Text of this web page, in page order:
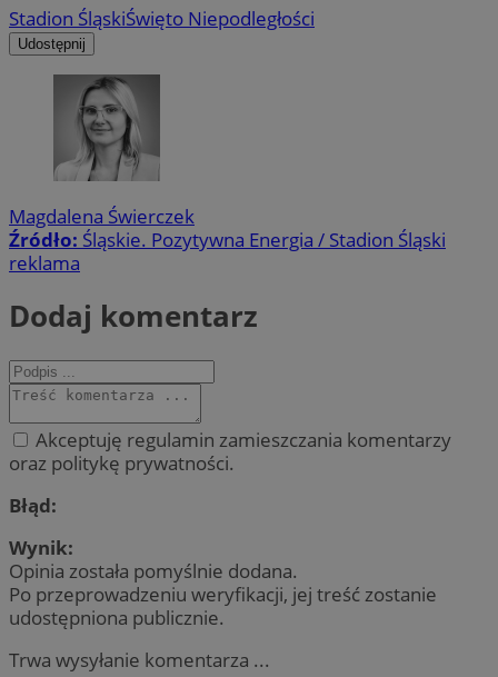
Stadion ŚląskiŚwięto Niepodległości
Udostępnij
Magdalena Świerczek
Źródło: Śląskie. Pozytywna Energia / Stadion Śląski
reklama
Dodaj komentarz
Akceptuję regulamin zamieszczania komentarzy
oraz politykę prywatności.
Błąd:
Wynik:
Opinia została pomyślnie dodana.
Po przeprowadzeniu weryfikacji, jej treść zostanie
udostępniona publicznie.
Trwa wysyłanie komentarza ...